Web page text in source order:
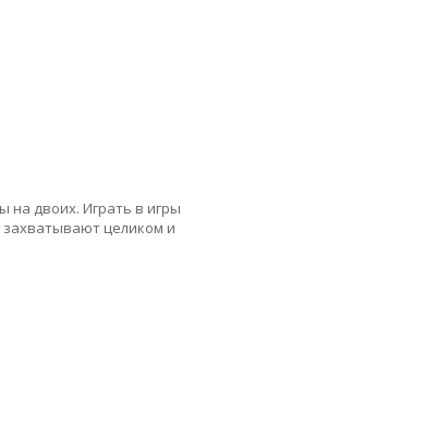
на двоих. Играть в игры
целиком и